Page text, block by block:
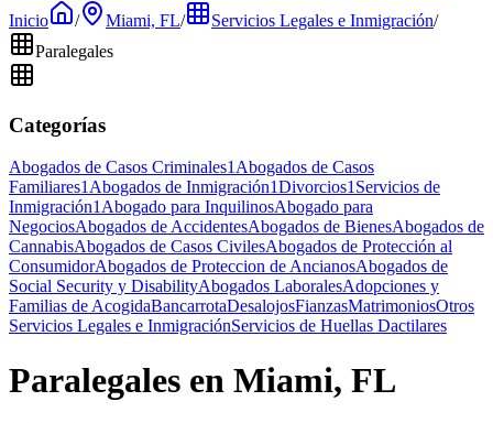
Inicio
/ Miami, FL/ Servicios Legales e Inmigración/
Paralegales
Categorías
Abogados de Casos Criminales1Abogados de Casos
Familiares1Abogados de Inmigración1Divorcios1Servicios de
Inmigración1Abogado para InquilinosAbogado para
NegociosAbogados de AccidentesAbogados de BienesAbogados de
CannabisAbogados de Casos CivilesAbogados de Protección al
ConsumidorAbogados de Proteccion de AncianosAbogados de
Social Security y DisabilityAbogados LaboralesAdopciones y
Familias de AcogidaBancarrotaDesalojosFianzasMatrimoniosOtros
Servicios Legales e InmigraciónServicios de Huellas Dactilares
Paralegales en Miami, FL